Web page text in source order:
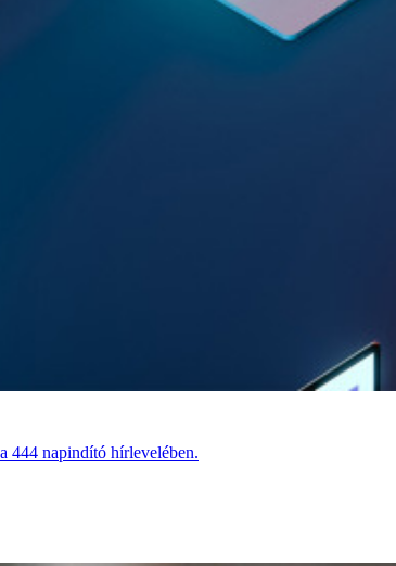
444 napindító hírlevelében.